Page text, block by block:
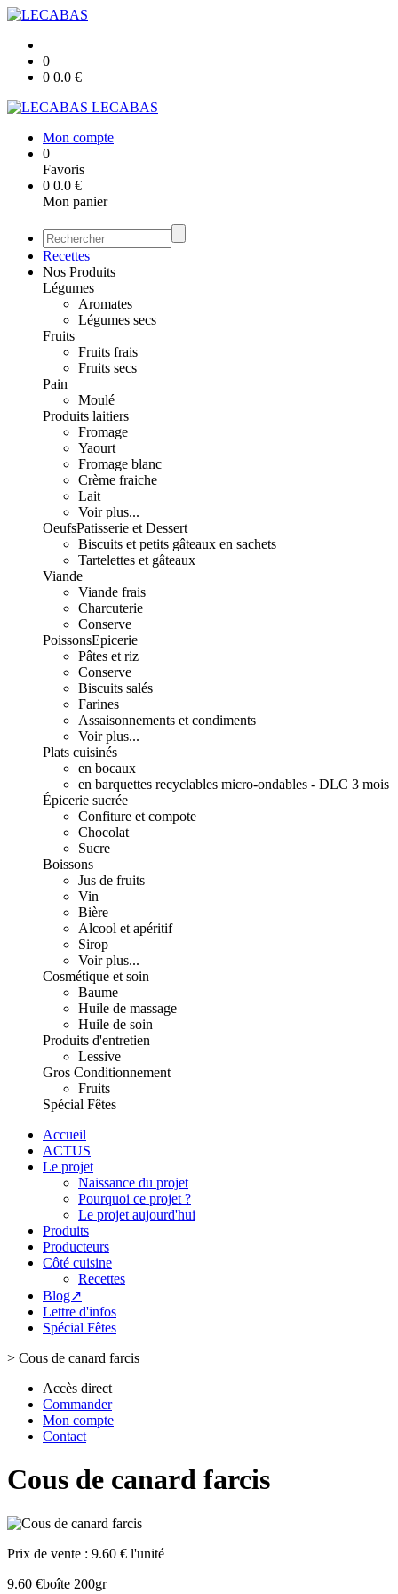
0
0 0.0 €
LECABAS
Mon compte
0
Favoris
0 0.0 €
Mon panier
Recettes
Nos Produits
Légumes
Aromates
Légumes secs
Fruits
Fruits frais
Fruits secs
Pain
Moulé
Produits laitiers
Fromage
Yaourt
Fromage blanc
Crème fraiche
Lait
Voir plus...
OeufsPatisserie et Dessert
Biscuits et petits gâteaux en sachets
Tartelettes et gâteaux
Viande
Viande frais
Charcuterie
Conserve
PoissonsEpicerie
Pâtes et riz
Conserve
Biscuits salés
Farines
Assaisonnements et condiments
Voir plus...
Plats cuisinés
en bocaux
en barquettes recyclables micro-ondables - DLC 3 mois
Épicerie sucrée
Confiture et compote
Chocolat
Sucre
Boissons
Jus de fruits
Vin
Bière
Alcool et apéritif
Sirop
Voir plus...
Cosmétique et soin
Baume
Huile de massage
Huile de soin
Produits d'entretien
Lessive
Gros Conditionnement
Fruits
Spécial Fêtes
Accueil
ACTUS
Le projet
Naissance du projet
Pourquoi ce projet ?
Le projet aujourd'hui
Produits
Producteurs
Côté cuisine
Recettes
Blog↗
Lettre d'infos
Spécial Fêtes
> Cous de canard farcis
Accès direct
Commander
Mon compte
Contact
Cous de canard farcis
Prix de vente : 9.60 € l'unité
9.60 €boîte 200gr